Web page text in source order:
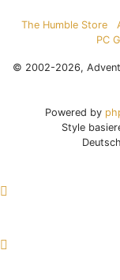
The Humble Store
PC
© 2002-2026,
Powered by
Style